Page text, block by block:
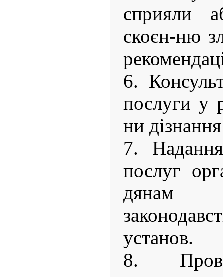
сприяли
скоєн-ню
6.
послуги у
ни
7. Надання
послуг
дянам
установ.
8.